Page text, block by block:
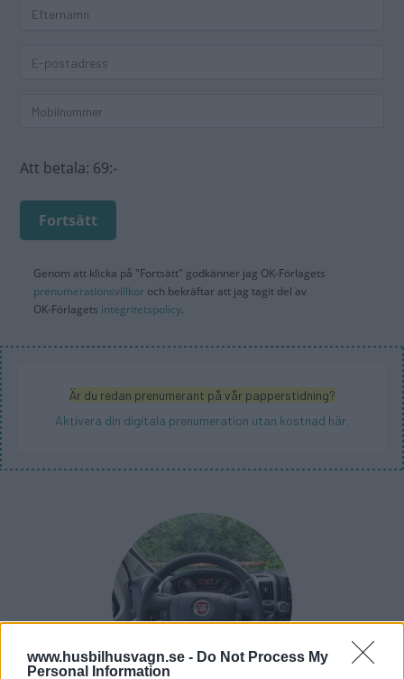
www.husbilhusvagn.se - Do Not Process My
Personal Information
Att betala: 69:-
Fortsätt
Genom att klicka på "Fortsätt" godkänner jag OK-Förlagets
prenumerationsvillkor och bekräftar att jag tagit del av
OK-Förlagets integritetspolicy.
Är du redan prenumerant på vår papperstidning?
Aktivera din digitala prenumeration utan kostnad här.